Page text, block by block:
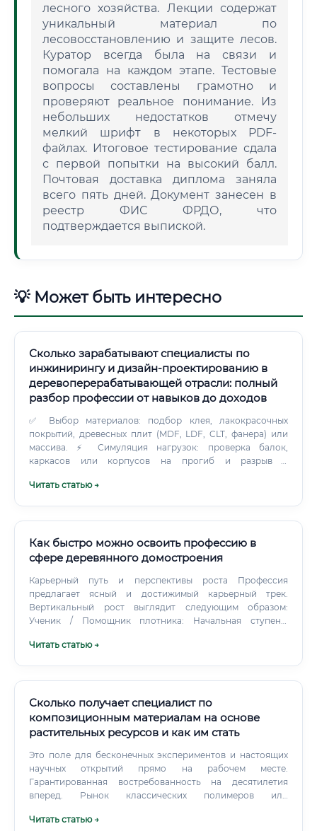
лесного хозяйства. Лекции содержат
уникальный материал по
лесовосстановлению и защите лесов.
Куратор всегда была на связи и
помогала на каждом этапе. Тестовые
вопросы составлены грамотно и
проверяют реальное понимание. Из
небольших недостатков отмечу
мелкий шрифт в некоторых PDF-
файлах. Итоговое тестирование сдала
с первой попытки на высокий балл.
Почтовая доставка диплома заняла
всего пять дней. Документ занесен в
реестр ФИС ФРДО, что
подтверждается выпиской.
💡 Может быть интересно
Сколько зарабатывают специалисты по
инжинирингу и дизайн-проектированию в
деревоперерабатывающей отрасли: полный
разбор профессии от навыков до доходов
✅ Выбор материалов: подбор клея, лакокрасочных
покрытий, древесных плит (MDF, LDF, CLT, фанера) или
массива. ⚡ Симуляция нагрузок: проверка балок,
каркасов или корпусов на прогиб и разрыв в
Читать статью →
Как быстро можно освоить профессию в
сфере деревянного домостроения
Карьерный путь и перспективы роста Профессия
предлагает ясный и достижимый карьерный трек.
Вертикальный рост выглядит следующим образом:
Ученик / Помощник плотника: Начальная ступень.
материалы, учится у опытных коллег.
Читать статью →
Сколько получает специалист по
композиционным материалам на основе
растительных ресурсов и как им стать
Это поле для бесконечных экспериментов и настоящих
научных открытий прямо на рабочем месте.
Гарантированная востребованность на десятилетия
вперед. Рынок классических полимеров или
показывает взрывного роста.
Читать статью →